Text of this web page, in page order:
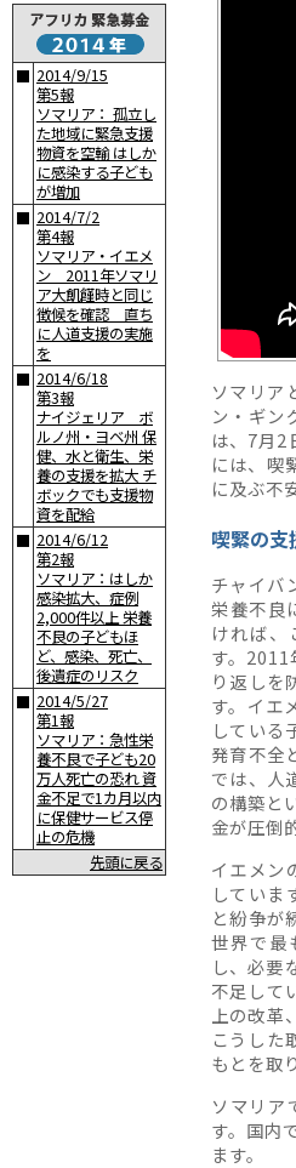
■ 2014/9/15
第5報
ソマリア： 孤立し
た地域に緊急支援
物資を空輸 はしか
に感染する子ども
が増加
■ 2014/7/2
第4報
ソマリア・イエメ
ン 2011年ソマリ
ア大飢饉時と同じ
徴候を確認 直ち
に人道支援の実施
を
■ 2014/6/18
第3報
ナイジェリア ボ
ルノ州・ヨベ州 保
健、水と衛生、栄
養の支援を拡大 チ
ボックでも支援物
資を配給
■ 2014/6/12
第2報
ソマリア：はしか
感染拡大、症例
2,000件以上 栄養
不良の子どもほ
ど、感染、死亡、
後遺症のリスク
■ 2014/5/27
第1報
ソマリア：急性栄
養不良で子ども20
万人死亡の恐れ 資
金不足で1カ月以内
に保健サービス停
止の危機
先頭に戻る
ソマリア
ン・ギン
は、7月2
には、喫
に及ぶ不
喫緊の支
チャイバ
栄養不良
ければ、
す。2011
り返しを
す。イエ
している
発育不全
では、人
の構築と
金が圧倒
イエメン
していま
と紛争が
世界で最
し、必要
不足して
上の改革
こうした
もとを取
ソマリア
す。国内
ます。